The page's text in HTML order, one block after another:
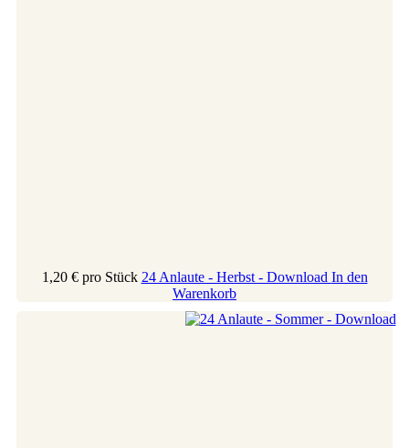
1,20 € pro Stück 24 Anlaute - Herbst - Download In den
Warenkorb